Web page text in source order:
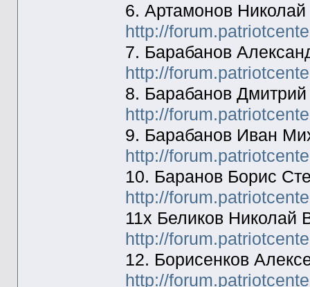
6. Артамонов
http://
7. Барабанов
http://
8. Барабанов
http://
9. Барабанов Иван
http://
10. Баранов Борис
http://
11х Беликов Николай
http://
12. Борисенков
http://